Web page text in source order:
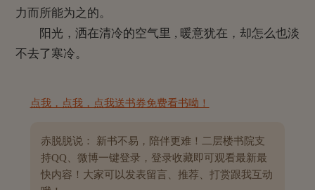
力而所能为之的。
阳光，洒在清冷的空气里 , 暖意犹在，却怎么也淡
不去了寒冷。
点我，点我，点我送书券免费看书呦！
赤脱脱说： 新书不易，陪伴更难！二层楼书院支
持QQ、微博一键登录，登录收藏即可观看最新最
快内容！大家可以发表留言、推荐、打赏跟我互动